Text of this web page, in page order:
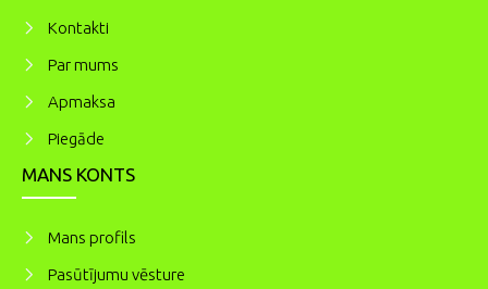
Kontakti
Par mums
Apmaksa
Piegāde
MANS KONTS
Mans profils
Pasūtījumu vēsture